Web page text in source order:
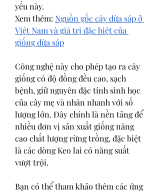
yếu này.
Xem thêm: Nguồn gốc cây dừa sáp ở
Việt Nam và giá trị đặc biệt của
giống dừa sáp
Công nghệ này cho phép tạo ra cây
giống có độ đồng đều cao, sạch
bệnh, giữ nguyên đặc tính sinh học
của cây mẹ và nhân nhanh với số
lượng lớn. Đây chính là nền tảng để
nhiều đơn vị sản xuất giống nâng
cao chất lượng rừng trồng, đặc biệt
là các dòng Keo lai có năng suất
vượt trội.
Bạn có thể tham khảo thêm các ứng